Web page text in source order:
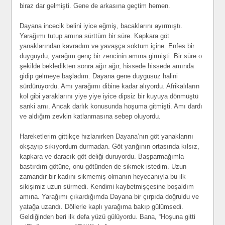
biraz dar gelmişti. Gene de arkasına geçtim hemen.
Dayana incecik belini iyice eğmiş, bacaklarını ayırmıştı.
Yarağımı tutup amına sürttüm bir süre. Kapkara göt
yanaklarından kavradım ve yavaşça soktum içine. Enfes bir
duyguydu, yarağım genç bir zencinin amına girmişti. Bir süre o
şekilde bekledikten sonra ağır ağır, hissede hissede amında
gidip gelmeye başladım. Dayana gene duygusuz halini
sürdürüyordu. Amı yarağımı dibine kadar alıyordu. Afrikalıların
kol gibi yaraklarını yiye yiye iyice dipsiz bir kuyuya dönmüştü
sanki amı. Ancak darlık konusunda hoşuma gitmişti. Amı dardı
ve aldığım zevkin katlanmasına sebep oluyordu.
Hareketlerim gittikçe hızlanırken Dayana’nın göt yanaklarını
okşayıp sıkıyordum durmadan. Göt yarığının ortasında kılsız,
kapkara ve daracık göt deliği duruyordu. Başparmağımla
bastırdım götüne, onu götünden de sikmek istedim. Uzun
zamandır bir kadını sikmemiş olmanın heyecanıyla bu ilk
sikişimiz uzun sürmedi. Kendimi kaybetmişçesine boşaldım
amına. Yarağımı çıkardığımda Dayana bir çırpıda doğruldu ve
yatağa uzandı. Döllerle kaplı yarağıma bakıp gülümsedi.
Geldiğinden beri ilk defa yüzü gülüyordu. Bana, “Hoşuna gitti